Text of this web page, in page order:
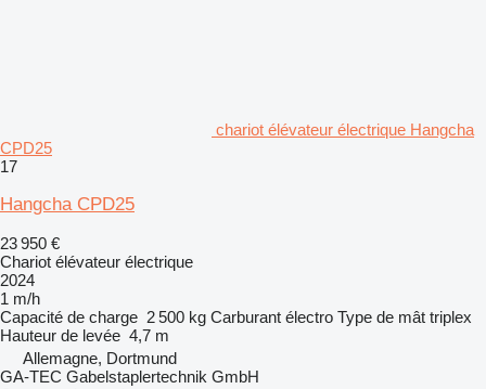
chariot élévateur électrique Hangcha
CPD25
17
Hangcha CPD25
23 950 €
Chariot élévateur électrique
2024
1 m/h
Capacité de charge 2 500 kg Carburant électro Type de mât triplex
Hauteur de levée 4,7 m
Allemagne, Dortmund
GA-TEC Gabelstaplertechnik GmbH